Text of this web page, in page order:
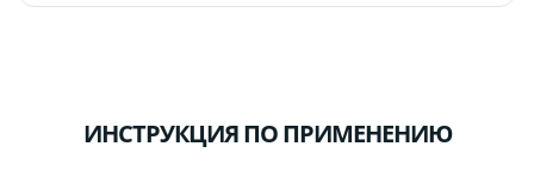
ИНСТРУКЦИЯ ПО ПРИМЕНЕНИЮ